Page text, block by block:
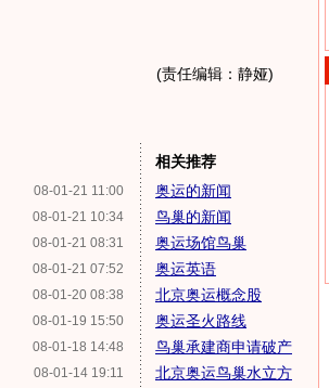
(责任编辑：静娅)
08-01-21 11:00
08-01-21 10:34
08-01-21 08:31
08-01-21 07:52
08-01-20 08:38
08-01-19 15:50
08-01-18 14:48
08-01-14 19:11
相关推荐
奥运的新闻
鸟巢的新闻
奥运场馆鸟巢
奥运英语
北京奥运概念股
奥运圣火路线
鸟巢承建商申请破产
北京奥运鸟巢水立方